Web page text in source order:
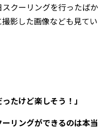
クーリングを行ったばか
影した画像なども見てい
たけど楽しそう！」
ーリングができるのは本当